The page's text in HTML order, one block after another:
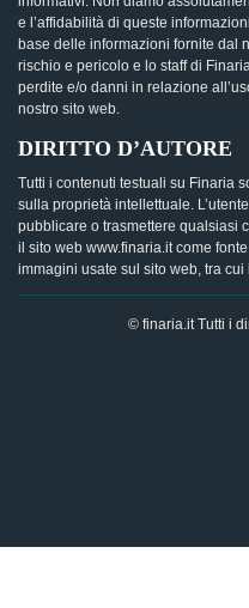
e l’affidabilità di queste
base delle informazioni fornite dal
rischio e pericolo e lo staff di
perdite e/o danni in relazione
nostro sito web.
DIRITTO D’AUTORE
Tutti i contenuti testuali su Finaria
sulla proprietà intellettuale.
pubblicare o trasmettere qualsiasi
il sito web www.finaria.it come
immagini usate sul sito web, tra
© finaria.it Tutti i